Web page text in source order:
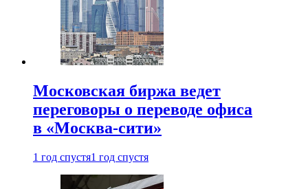
Московская биржа ведет
переговоры о переводе офиса
в «Москва-сити»
1 год спустя1 год спустя